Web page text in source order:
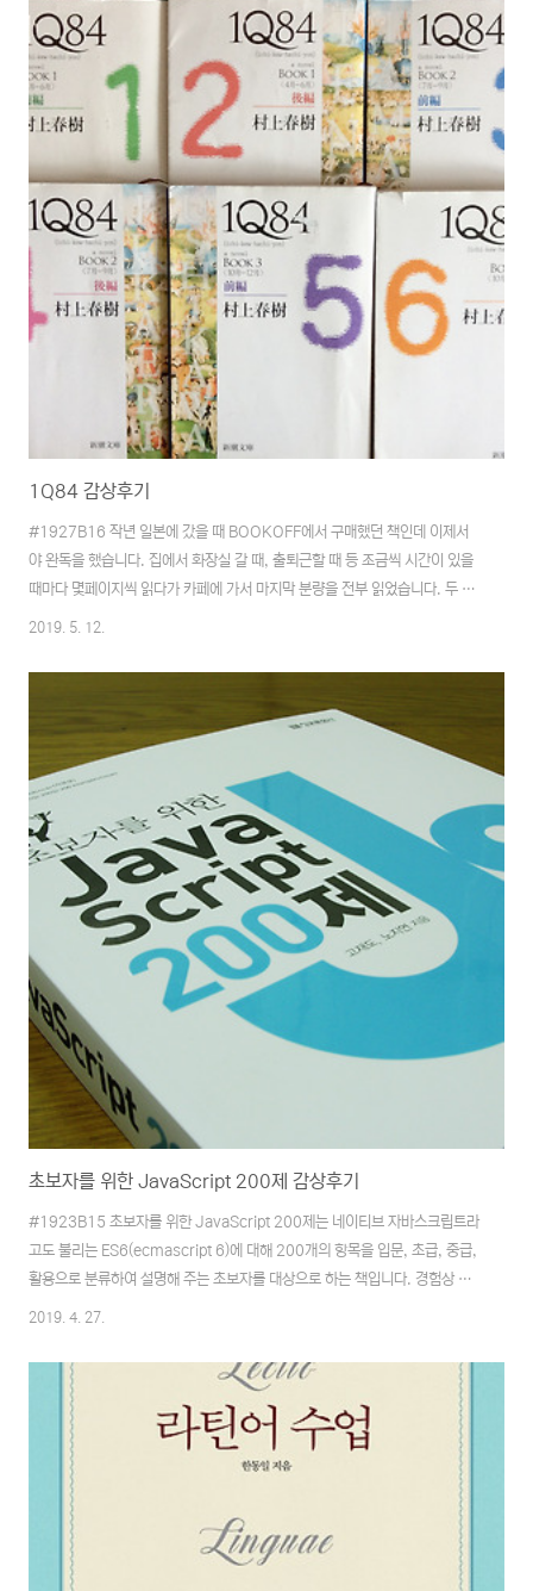
당연하기에 그 부분에서 차별성을 둔다는 것은 서비스 차원에서도 필요한 내용
이라 여겨졌습니다. PWA가 그저 단순하게 오프라인에서도 사용할 수 있게끔
도와주는 기술이라는 것만으로 이해하고 있던 저에게는 참 많은 공부가 되는
부분이었습니다..
1Q84 감상후기
#1927B16 작년 일본에 갔을 때 BOOKOFF에서 구매했던 책인데 이제서
야 완독을 했습니다. 집에서 화장실 갈 때, 출퇴근할 때 등 조금씩 시간이 있을
때마다 몇페이지씩 읽다가 카페에 가서 마지막 분량을 전부 읽었습니다. 두 개
의 달이 존재하는 세계에서 벌어지는 정말 길면서 흥미롭고 신비한 세계를 잠
읽기가 힘든 면이 없잖아 있는 것 같습니다만 섬세하고 자세한 표현들이 가지
고 있는 글로서 풀어내는 묘사력은 글 쓰는 재주가 없는 사람에게는 부러움을
사게 만들기에 충분하다 여겨집니다. 주인공이 둘이긴 하지만 메인이 青豆(아
오마메)인건지 天吾(텐고)인건지 감이 잘 오질 않다가 개인적으로는 마지막에
서야 아오마메라는 생각을 했습니다. ..
2019. 5. 12.
초보자를 위한 JavaScript 200제 감상후기
#1923B15 초보자를 위한 JavaScript 200제는 네이티브 자바스크립트라
고도 불리는 ES6(ecmascript 6)에 대해 200개의 항목을 입문, 초급, 중급,
활용으로 분류하여 설명해 주는 초보자를 대상으로 하는 책입니다. 경험상 지
금까지 사들였던 다른 자바스크립트 서적들이 모두 앞단만 읽힌 채 책꽂이에
겼습니다. 몇 년간 퍼블리셔로 일을 해오다 보니 자연스럽게 스크립트 언어를
접하는 기회가 많고 조금씩이지만 간단한 팝업이나 UI 요소들은 jQuery를 사
용해서 코딩하고 있습니다. 스크립트 쪽 언어는 처음부터 jQuery에 익숙해져
있었기에 몇 가지 단순한 작업 이외에는 ES6로 작성하는 건 힘든 실정입니다.
시장이 ..
2019. 4. 27.